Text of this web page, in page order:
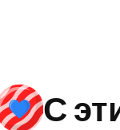
С